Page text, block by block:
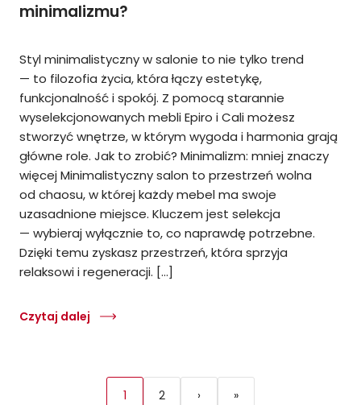
minimalizmu?
Styl minimalistyczny w salonie to nie tylko trend
— to filozofia życia, która łączy estetykę,
funkcjonalność i spokój. Z pomocą starannie
wyselekcjonowanych mebli Epiro i Cali możesz
stworzyć wnętrze, w którym wygoda i harmonia grają
główne role. Jak to zrobić? Minimalizm: mniej znaczy
więcej Minimalistyczny salon to przestrzeń wolna
od chaosu, w której każdy mebel ma swoje
uzasadnione miejsce. Kluczem jest selekcja
— wybieraj wyłącznie to, co naprawdę potrzebne.
Dzięki temu zyskasz przestrzeń, która sprzyja
relaksowi i regeneracji. […]
Czytaj dalej
1 2 › »